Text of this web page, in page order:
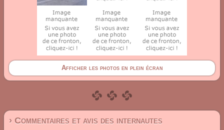
Afficher les photos en plein écran
› Commentaires et avis des internautes